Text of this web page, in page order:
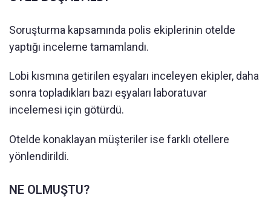
Soruşturma kapsamında polis ekiplerinin otelde
yaptığı inceleme tamamlandı.
Lobi kısmına getirilen eşyaları inceleyen ekipler, daha
sonra topladıkları bazı eşyaları laboratuvar
incelemesi için götürdü.
Otelde konaklayan müşteriler ise farklı otellere
yönlendirildi.
NE OLMUŞTU?